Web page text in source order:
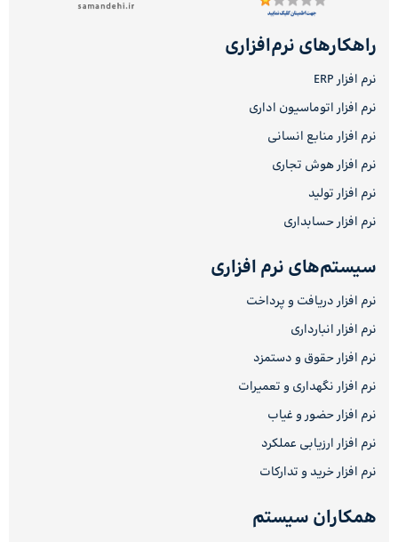
راهکارهای نرم‌افزاری
نرم افزار ERP
نرم افزار اتوماسیون اداری
نرم افزار منابع انسانی
نرم افزار هوش تجاری
نرم افزار تولید
نرم افزار حسابداری
سیستم‌های نرم افزاری
نرم افزار دریافت و پرداخت
نرم افزار انبارداری
نرم افزار حقوق و دستمزد
نرم افزار نگهداری و تعمیرات
نرم افزار حضور و غیاب
نرم افزار ارزیابی عملکرد
نرم افزار خرید و تدارکات
همکاران سیستم